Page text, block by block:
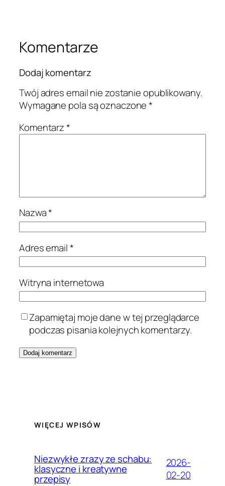
Komentarze
Dodaj komentarz
Twój adres email nie zostanie opublikowany.
Wymagane pola są oznaczone*
Komentarz*
Nazwa*
Adres email*
Witryna internetowa
Zapamiętaj moje dane w tej przeglądarce
podczas pisania kolejnych komentarzy.
WIĘCEJ WPISÓW
Niezwykłe zrazy ze schabu:
klasyczne i kreatywne
przepisy
2026-
02-20